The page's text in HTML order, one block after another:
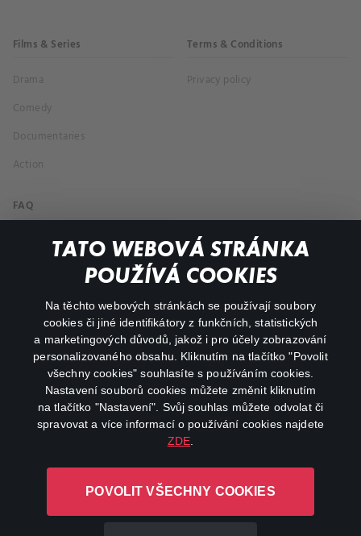
TATO WEBOVÁ STRÁNKA
POUŽÍVÁ COOKIES
Na těchto webových stránkách se používají soubory
cookies či jiné identifikátory z funkčních, statistických
a marketingových důvodů, jakož i pro účely zobrazování
personalizovaného obsahu. Kliknutím na tlačítko "Povolit
všechny cookies" souhlasíte s používáním cookies.
Nastavení souborů cookies můžete změnit kliknutím
na tlačítko "Nastavení". Svůj souhlas můžete odvolat či
spravovat a více informací o používání cookies najdete
ZDE
POVOLIT VŠECHNY COOKIES
Films & Series
Drama
Comedy
Documentaries
Action
Terms & Conditions
Privacy policy
FAQ
My profile
facebookinstagram
youtube
L-1246 Luxembourg R.C.S.